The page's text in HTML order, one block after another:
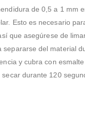
de 0,5 a 1 mm
Esto es necesario
que asegúrese de
del material
y cubra con esmalte
durante 120